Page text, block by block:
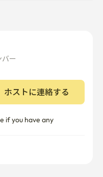
ー
ホストに連絡する
if you have any